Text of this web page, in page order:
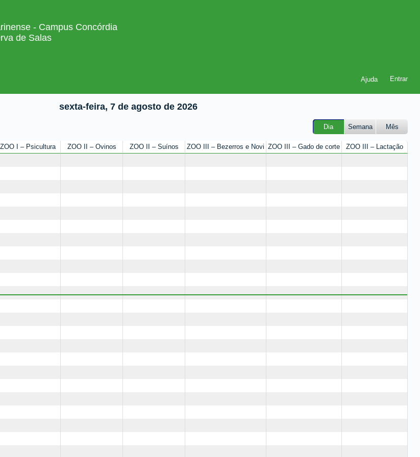
- Campus Concórdia
de Salas
Ajuda
sexta-feira, 7 de agosto de 2026
Dia Semana Mês
ZOO I – Psicultura ZOO II – Ovinos ZOO II – Suínos ZOO III – Bezerros e Novi ZOO III – Gado de corte
ZOO III – Lactação